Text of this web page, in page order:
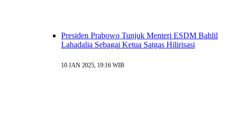
Presiden Prabowo Tunjuk Menteri ESDM Bahlil
Lahadalia Sebagai Ketua Satgas Hilirisasi
10 JAN 2025, 19:16 WIB